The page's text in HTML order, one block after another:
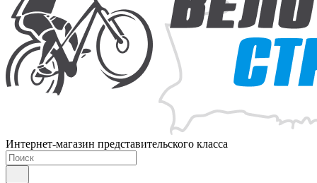
Интернет-магазин представительского класса